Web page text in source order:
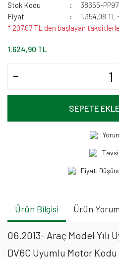
Stok Kodu
38655-
Fiyat
1.354,08 TL
* 207,07 TL den başlayan
1.624,90 TL
SEPETE EKLE
Fiyatı
Ürün Bilgisi Ürün
06.2013- Araç Model Yılı
DV6C Uyumlu Motor Kodu